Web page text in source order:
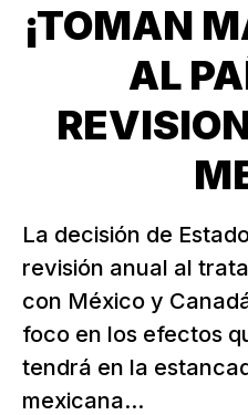
¡TOMAN
AL
La decisión de
revisión anual al
con México y
foco en los efectos
tendrá en la
mexicana...